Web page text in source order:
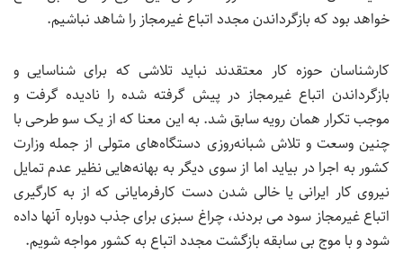
خواهد بود که بازگرداندن مجدد اتباع غیرمجاز را شاهد نباشیم.
کارشناسان حوزه کار معتقدند نباید تلاشی که برای شناسایی و
بازگرداندن اتباع غیرمجاز در پیش گرفته شده را نادیده گرفت و
موجب تکرار همان رویه سابق شد. به این معنا که از یک سو طرحی با
چنین وسعت و تلاش شبانه‌روزی دستگاه‌های متولی از جمله وزارت
کشور به اجرا در بیاید اما از سوی دیگر به بهانه‌هایی نظیر عدم تمایل
نیروی کار ایرانی یا خالی شدن دست کارفرمایانی که از به کارگیری
اتباع غیرمجاز سود می بردند، چراغ سبزی برای جذب دوباره آنها داده
شود و با موج بی سابقه بازگشت مجدد اتباع به کشور مواجه شویم.